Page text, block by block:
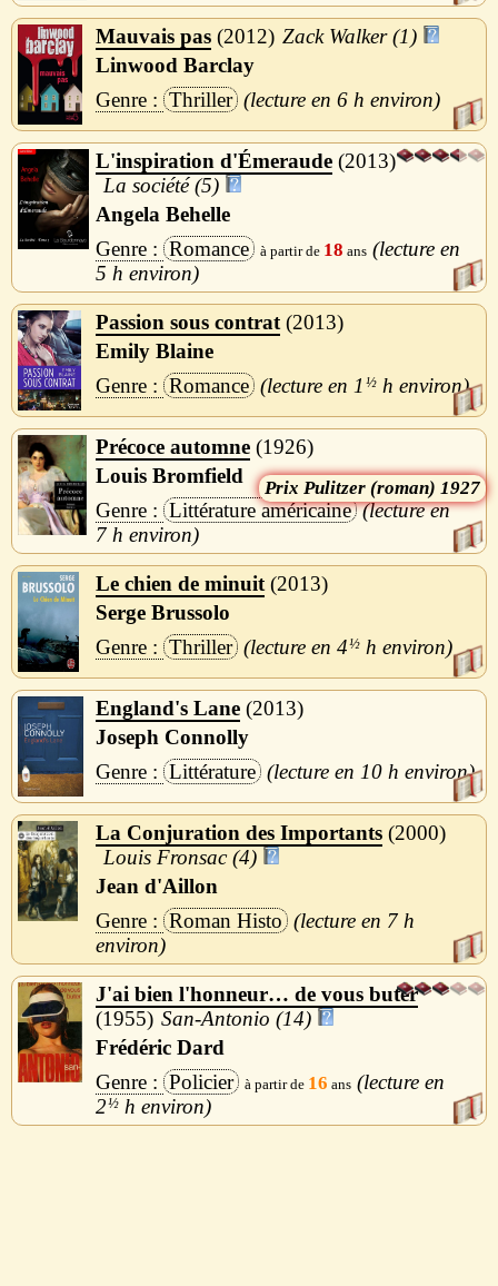
Mauvais pas 2012
Zack Walker (1)
Linwood Barclay
Thriller
6 h
L'inspiration d'Émeraude 2013
La société (5)
Angela Behelle
Romance
18
5 h
Passion sous contrat 2013
Emily Blaine
Romance
1 ½ h
Précoce automne 1926
Pulitzer (roman) 1927
Louis Bromfield
Littérature américaine
7 h
Le chien de minuit 2013
Serge Brussolo
Thriller
4½ h
England's Lane 2013
Joseph Connolly
Littérature
10 h
La Conjuration des Importants 2000
Louis Fronsac (4)
Jean d'Aillon
Roman Histo
7 h
J'ai bien l'honneur… de vous buter
1955
San-Antonio (14)
Frédéric Dard
Policier
16
2½ h